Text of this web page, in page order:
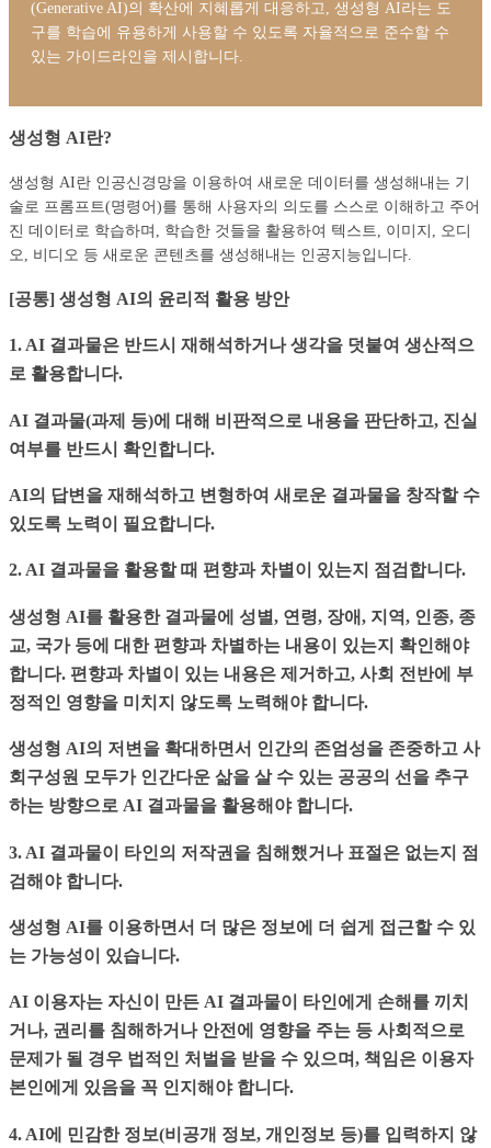
(Generative AI)의 확산에 지혜롭게 대응하고, 생성형 AI라는 도
구를 학습에 유용하게 사용할 수 있도록 자율적으로 준수할 수
있는 가이드라인을 제시합니다.
생성형 AI란?
생성형 AI란 인공신경망을 이용하여 새로운 데이터를 생성해내는 기
술로 프롬프트(명령어)를 통해 사용자의 의도를 스스로 이해하고 주어
진 데이터로 학습하며, 학습한 것들을 활용하여 텍스트, 이미지, 오디
오, 비디오 등 새로운 콘텐츠를 생성해내는 인공지능입니다.
[공통] 생성형 AI의 윤리적 활용 방안
1. AI 결과물은 반드시 재해석하거나 생각을 덧붙여 생산적으
로 활용합니다.
AI 결과물(과제 등)에 대해 비판적으로 내용을 판단하고, 진실
여부를 반드시 확인합니다.
AI의 답변을 재해석하고 변형하여 새로운 결과물을 창작할 수
있도록 노력이 필요합니다.
2. AI 결과물을 활용할 때 편향과 차별이 있는지 점검합니다.
생성형 AI를 활용한 결과물에 성별, 연령, 장애, 지역, 인종, 종
교, 국가 등에 대한 편향과 차별하는 내용이 있는지 확인해야
합니다. 편향과 차별이 있는 내용은 제거하고, 사회 전반에 부
정적인 영향을 미치지 않도록 노력해야 합니다.
생성형 AI의 저변을 확대하면서 인간의 존엄성을 존중하고 사
회구성원 모두가 인간다운 삶을 살 수 있는 공공의 선을 추구
하는 방향으로 AI 결과물을 활용해야 합니다.
3. AI 결과물이 타인의 저작권을 침해했거나 표절은 없는지 점
검해야 합니다.
생성형 AI를 이용하면서 더 많은 정보에 더 쉽게 접근할 수 있
는 가능성이 있습니다.
AI 이용자는 자신이 만든 AI 결과물이 타인에게 손해를 끼치
거나, 권리를 침해하거나 안전에 영향을 주는 등 사회적으로
문제가 될 경우 법적인 처벌을 받을 수 있으며, 책임은 이용자
본인에게 있음을 꼭 인지해야 합니다.
4. AI에 민감한 정보(비공개 정보, 개인정보 등)를 입력하지 않